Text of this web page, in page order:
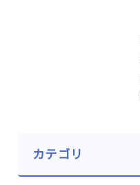
カテゴリ